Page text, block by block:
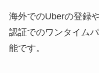
海外でのUberの登録
認証でのワンタイム
能です。